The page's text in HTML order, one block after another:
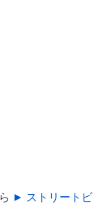
► ストリートビ